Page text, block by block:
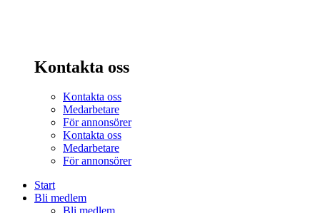
Kontakta oss
Kontakta oss
Medarbetare
För annonsörer
Kontakta oss
Medarbetare
För annonsörer
Start
Bli medlem